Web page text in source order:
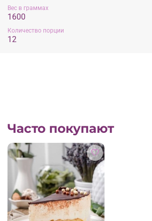
Вес в граммах
1600
Количество порции
12
Часто покупают